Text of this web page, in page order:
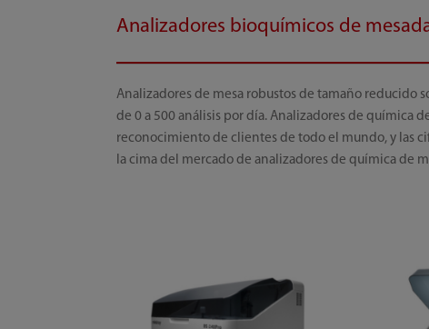
Analizadores bioquímicos de
Analizadores de mesa robustos de tamaño reducido
de 0 a 500 análisis por día. Analizadores de química
reconocimiento de clientes de todo el mundo, y las
la cima del mercado de analizadores de química de